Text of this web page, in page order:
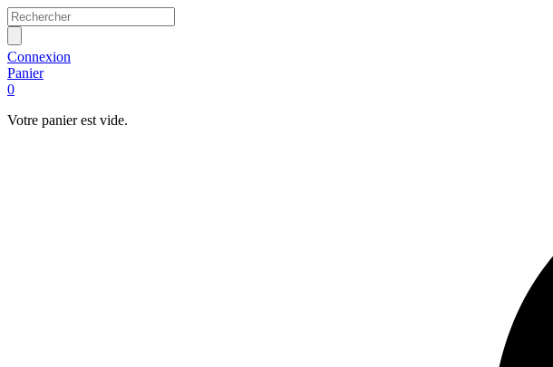
Connexion
Panier
0
Votre panier est vide.